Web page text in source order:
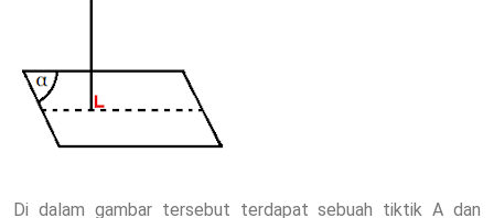
Di dalam gambar tersebut terdapat sebuah tiktik A dan